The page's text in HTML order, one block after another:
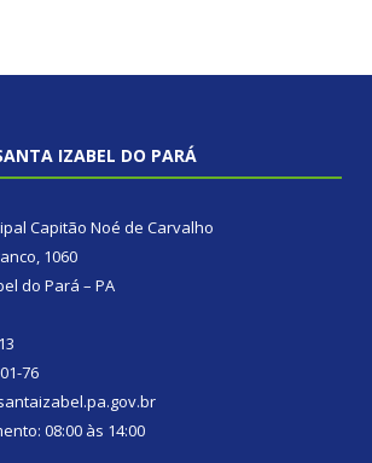
IZABEL DO PARÁ
Capitão Noé de Carvalho
1060
do Pará – PA
76
08:00 às 14:00